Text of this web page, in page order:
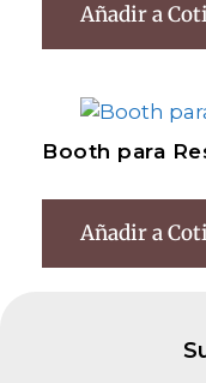
Añadir a
Booth para
Añadir a